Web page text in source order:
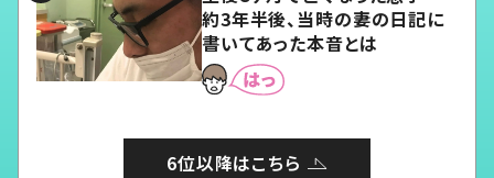
約3年半後、当時の妻の日記に
書いてあった本音とは
6位以降はこちら